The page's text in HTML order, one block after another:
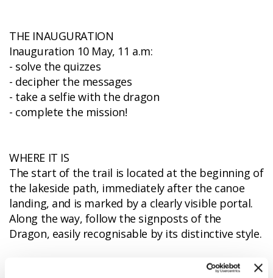
THE INAUGURATION
Inauguration 10 May, 11 a.m:
- solve the quizzes
- decipher the messages
- take a selfie with the dragon
- complete the mission!
WHERE IT IS
The start of the trail is located at the beginning of
the lakeside path, immediately after the canoe
landing, and is marked by a clearly visible portal.
Along the way, follow the signposts of the
Dragon, easily recognisable by its distinctive style.